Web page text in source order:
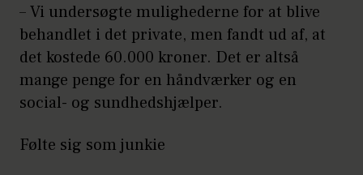
– Vi undersøgte mulighederne for at blive
behandlet i det private, men fandt ud af, at
det kostede 60.000 kroner. Det er altså
mange penge for en håndværker og en
social- og sundhedshjælper.
Følte sig som junkie